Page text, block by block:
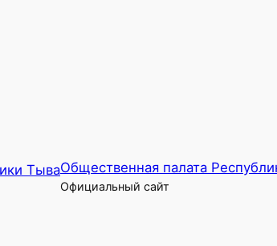
Общественная палата
Официальный сайт